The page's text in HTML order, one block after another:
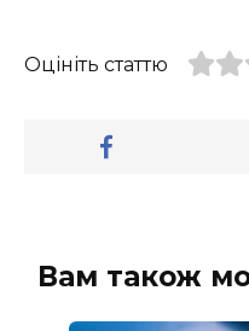
Оцініть статтю
Вам також